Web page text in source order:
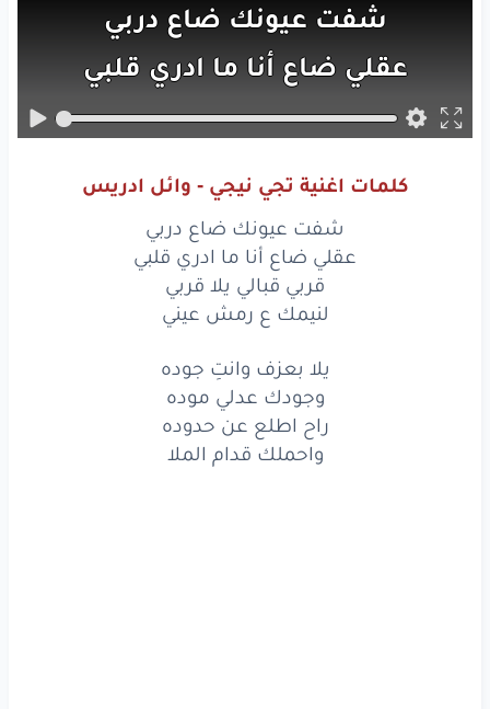
شفت عيونك ضاع دربي
عقلي ضاعأناما ادري قلبي
قربيقبالييلاقربي
يلا
بعزف وانتِ
وجودك عدليموده
راحاطلععن حدوده
واحملك
قدام
بعزفوانتِجوده
وجودكعدليموده
كلمات اغنية تجي نيجي - وائل ادريس
شفت عيونك ضاع دربي
عقلي ضاع أنا ما ادري قلبي
قربي قبالي يلا قربي
لنيمك ع رمش عيني
يلا بعزف وانتِ جوده
وجودك عدلي موده
راح اطلع عن حدوده
واحملك قدام الملا